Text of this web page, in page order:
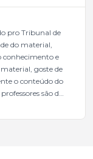
pro Tribunal de
do material,
conhecimento e
goste de
o conteúdo do
são de
sempre
para que eu